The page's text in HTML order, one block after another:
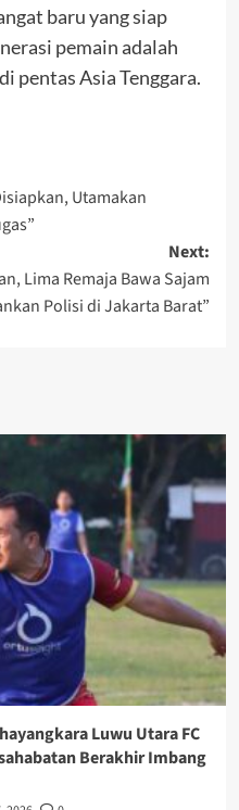
baru yang siap
pemain adalah
pentas Asia Tenggara.
Utamakan
Next:
Lima Remaja Bawa Sajam
Polisi di Jakarta Barat”
Luwu Utara FC
Berakhir Imbang